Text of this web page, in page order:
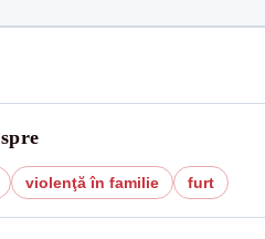
violenţă în familie furt